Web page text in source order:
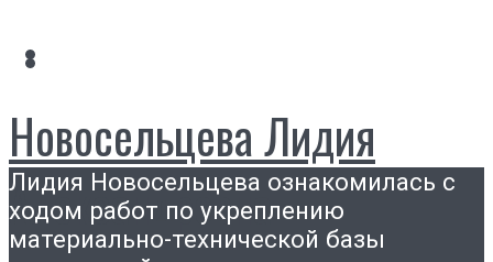
Новосельцева Лидия
Александровна
Лидия Новосельцева ознакомилась с
ходом работ по укреплению
материально-технической базы